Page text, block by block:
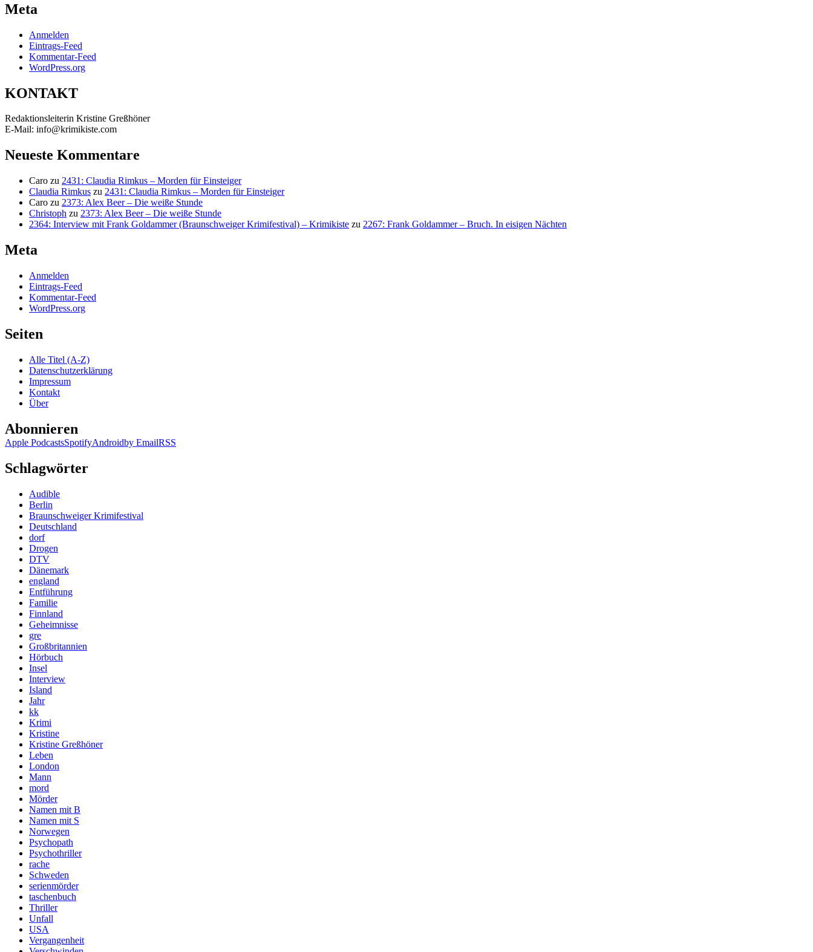
Meta
Anmelden
Eintrags-Feed
Kommentar-Feed
WordPress.org
KONTAKT
Redaktionsleiterin Kristine Greßhöner
E-Mail: info@krimikiste.com
Neueste Kommentare
Caro zu 2431: Claudia Rimkus – Morden für Einsteiger
Claudia Rimkus zu 2431: Claudia Rimkus – Morden für Einsteiger
Caro zu 2373: Alex Beer – Die weiße Stunde
Christoph zu 2373: Alex Beer – Die weiße Stunde
2364: Interview mit Frank Goldammer (Braunschweiger Krimifestival) – Krimikiste zu 2267: Frank Goldammer – Bruch. In eisigen Nächten
Meta
Anmelden
Eintrags-Feed
Kommentar-Feed
WordPress.org
Seiten
Alle Titel (A-Z)
Datenschutzerklärung
Impressum
Kontakt
Über
Abonnieren
Apple PodcastsSpotifyAndroidby EmailRSS
Schlagwörter
Audible
Berlin
Braunschweiger Krimifestival
Deutschland
dorf
Drogen
DTV
Dänemark
england
Entführung
Familie
Finnland
Geheimnisse
gre
Großbritannien
Hörbuch
Insel
Interview
Island
Jahr
kk
Krimi
Kristine
Kristine Greßhöner
Leben
London
Mann
mord
Mörder
Namen mit B
Namen mit S
Norwegen
Psychopath
Psychothriller
rache
Schweden
serienmörder
taschenbuch
Thriller
Unfall
USA
Vergangenheit